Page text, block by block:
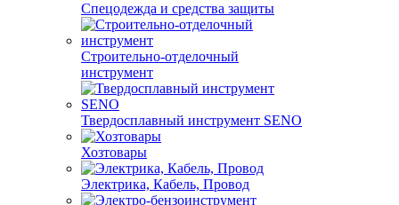
Спецодежда и средства защиты
Строительно-отделочный
инструмент
Твердосплавный инструмент SENO
Хозтовары
Электрика, Кабель, Провод